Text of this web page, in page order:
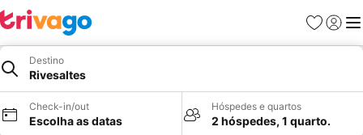
Favoritos
Iniciar
Destino
Rivesaltes
Check-in/out
Escolha as datas
Hóspedes e quartos
2 hóspedes, 1 quarto.